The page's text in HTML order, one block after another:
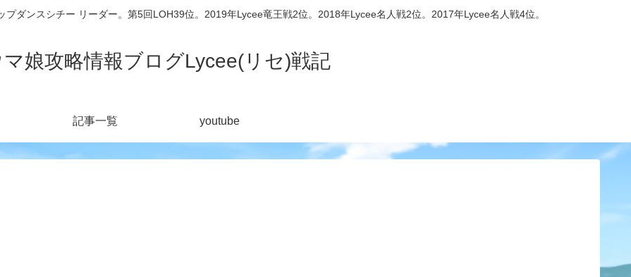
ダンスシチー リーダー。第5回LOH39位。2019年Lycee竜王戦2位。2018年Lycee名人戦2位。2017年Lycee名人戦4位。
マ娘攻略情報ブログLycee(リセ)戦記
記事一覧 youtube